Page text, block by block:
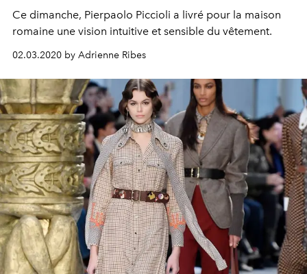
Ce dimanche, Pierpaolo Piccioli a livré pour la maison
romaine une vision intuitive et sensible du vêtement.
02.03.2020 by Adrienne Ribes